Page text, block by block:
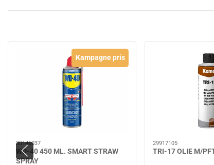
Kampagne pris
30146037
WD-40 450 ML. SMART STRAW
SPRAY
29917105
TRI-17 OLIE M/